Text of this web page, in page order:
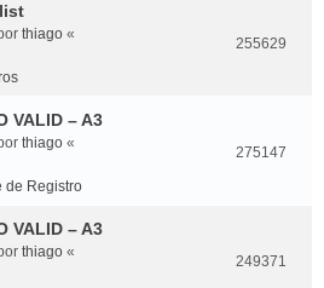
thiago «
255629
VALID – A3
thiago «
de Registro
275147
VALID – A3
thiago «
249371